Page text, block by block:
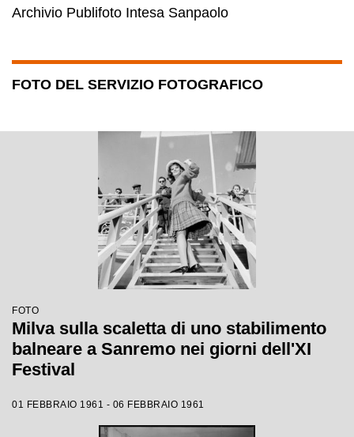
Archivio Publifoto Intesa Sanpaolo
FOTO DEL SERVIZIO FOTOGRAFICO
FOTO
Milva sulla scaletta di uno stabilimento
balneare a Sanremo nei giorni dell'XI
Festival
01 FEBBRAIO 1961 - 06 FEBBRAIO 1961